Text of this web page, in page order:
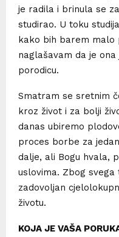
je radila i brinula se
studirao. U toku
kako bih barem malo
naglašavam da je
porodicu.
Smatram se sretnim
kroz život i za bolji
danas ubiremo
proces borbe za
dalje, ali Bogu hvala,
uslovima. Zbog
zadovoljan
životu.
KOJA JE VAŠA